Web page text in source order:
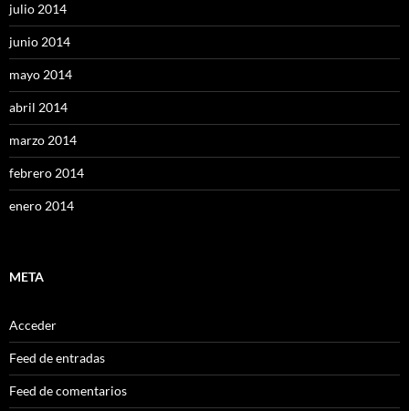
julio 2014
junio 2014
mayo 2014
abril 2014
marzo 2014
febrero 2014
enero 2014
META
Acceder
Feed de entradas
Feed de comentarios